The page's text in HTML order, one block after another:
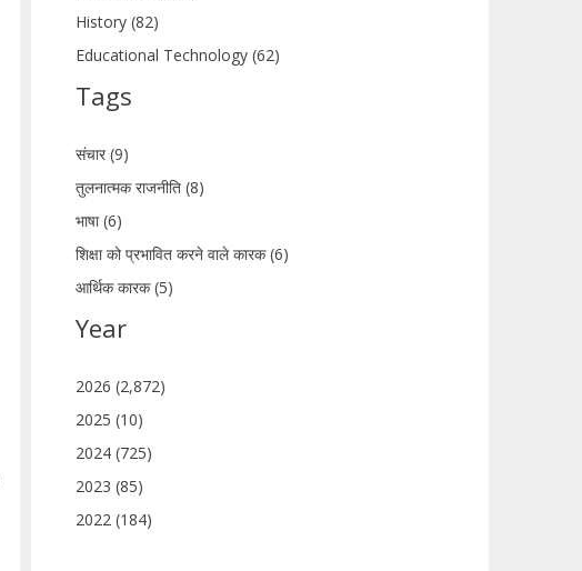
History (82)
Educational Technology (62)
Tags
संचार (9)
तुलनात्मक राजनीति (8)
भाषा (6)
शिक्षा को प्रभावित करने वाले कारक (6)
आर्थिक कारक (5)
Year
2026 (2,872)
2025 (10)
2024 (725)
2023 (85)
2022 (184)